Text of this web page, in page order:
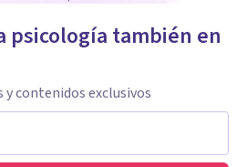
psicología también en
contenidos exclusivos